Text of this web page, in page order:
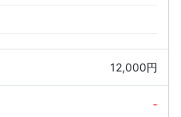
12,000円
-